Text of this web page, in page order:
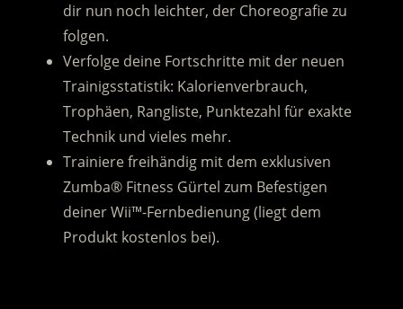
dir nun noch leichter, der Choreografie zu
folgen.
Verfolge deine Fortschritte mit der neuen
Trainigsstatistik: Kalorienverbrauch,
Trophäen, Rangliste, Punktezahl für exakte
Technik und vieles mehr.
Trainiere freihändig mit dem exklusiven
Zumba® Fitness Gürtel zum Befestigen
deiner Wii™-Fernbedienung (liegt dem
Produkt kostenlos bei).